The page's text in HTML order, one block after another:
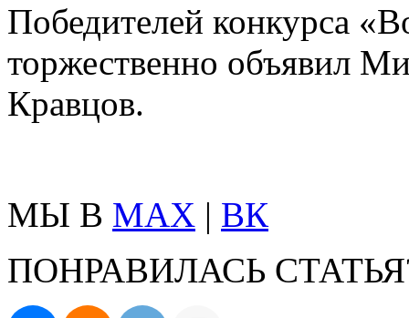
Победителей конкурса
торжественно объявил
Кравцов.
МЫ В MAX | ВК
ПОНРАВИЛАСЬ